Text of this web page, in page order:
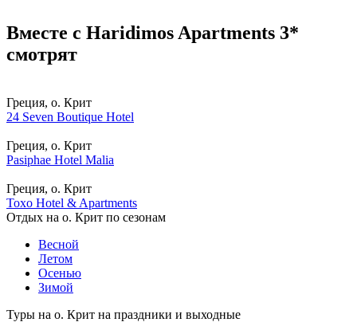
Вместе с Haridimos Apartments 3*
смотрят
Греция, о. Крит
24 Seven Boutique Hotel
Греция, о. Крит
Pasiphae Hotel Malia
Греция, о. Крит
Toxo Hotel & Apartments
Отдых на о. Крит по сезонам
Весной
Летом
Осенью
Зимой
Туры на о. Крит на праздники и выходные